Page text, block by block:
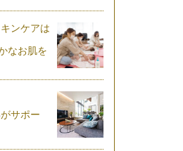
ンケアは
なお肌を
サポー